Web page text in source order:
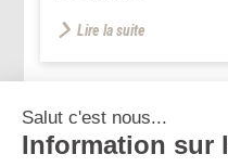
Lire la suite
<< < ... 208